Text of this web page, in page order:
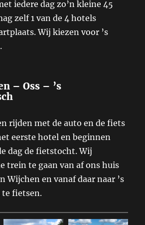
iedere dag zo’n kleine 45
zelf 1 van de 4 hotels
Wij kiezen voor ’s
– Oss – ’s
rijden met de auto en de fiets
eerste hotel en beginnen
dag de fietstocht. Wij
trein te gaan van af ons huis
Wijchen en vanaf daar naar ’s
te fietsen.